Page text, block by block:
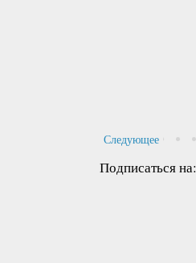
Следующее
Подписаться на: